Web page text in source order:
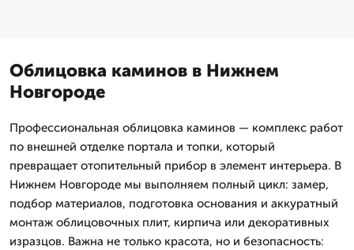
Облицовка каминов в Нижнем
Новгороде
Профессиональная облицовка каминов — комплекс работ
по внешней отделке портала и топки, который
превращает отопительный прибор в элемент интерьера. В
Нижнем Новгороде мы выполняем полный цикл: замер,
подбор материалов, подготовка основания и аккуратный
монтаж облицовочных плит, кирпича или декоративных
изразцов. Важна не только красота, но и безопасность: